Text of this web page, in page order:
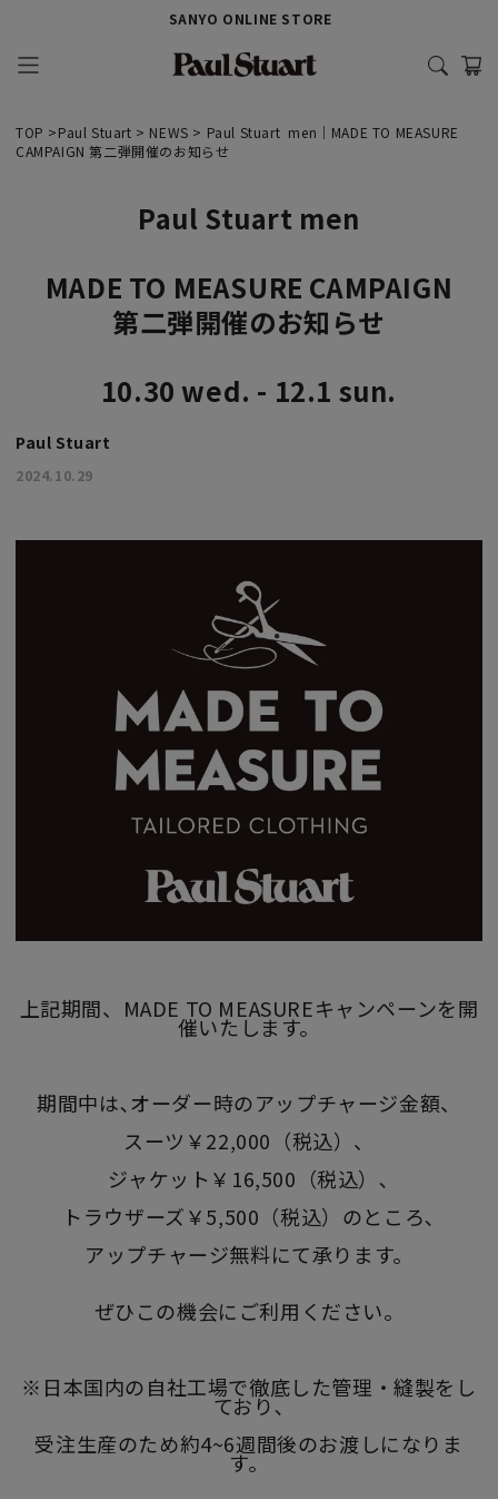
SANYO ONLINE STORE
TOP >Paul Stuart > NEWS > Paul Stuart men｜MADE TO MEASURE
CAMPAIGN 第二弾開催のお知らせ
Paul Stuart men
MADE TO MEASURE CAMPAIGN
第二弾開催のお知らせ
10.30 wed. - 12.1 sun.
Paul Stuart
2024.10.29
上記期間、MADE TO MEASUREキャンペーンを開
催いたします。
期間中は､オーダー時のアップチャージ金額、
スーツ￥22,000（税込）、
ジャケット￥16,500（税込）､
トラウザーズ￥5,500（税込）のところ､
アップチャージ無料にて承ります。
ぜひこの機会にご利用ください。
※日本国内の自社工場で徹底した管理・縫製をし
ており､
受注生産のため約4~6週間後のお渡しになりま
す。